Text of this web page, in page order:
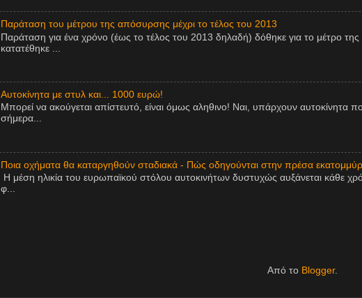
Παράταση του μέτρου της απόσυρσης μέχρι το τέλος του 2013
Παράταση για ένα χρόνο (έως το τέλος του 2013 δηλαδή) δόθηκε για το μέτρο
κατατέθηκε ...
Αυτοκίνητα με στυλ και... 1000 ευρώ!
Μπορεί να ακούγεται απίστευτό, είναι όμως αληθινο! Ναι, υπάρχουν
σήμερα...
Ποια οχήματα θα καταργηθούν σταδιακά - Πώς οδηγούνται στην πρέσα
Η μέση ηλικία του ευρωπαϊκού στόλου αυτοκινήτων δυστυχώς αυξάνεται κάθε
φ...
Από το Blogger.